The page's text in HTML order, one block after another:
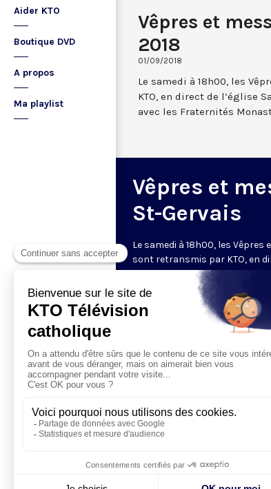
Aider KTO
Boutique DVD
A propos
Ma playlist
Vêpres et
2018
01/09/2018
Le samedi à 18h00, les
KTO, en direct de l’église
avec les Fraternités
Vêpres et
St-Gervais
Le samedi à 18h00, les Vêpres
sont retransmis par KTO, en
Saint-Gervais-Saint-Protais
les Fraternités Monastiques
Visiter la page de